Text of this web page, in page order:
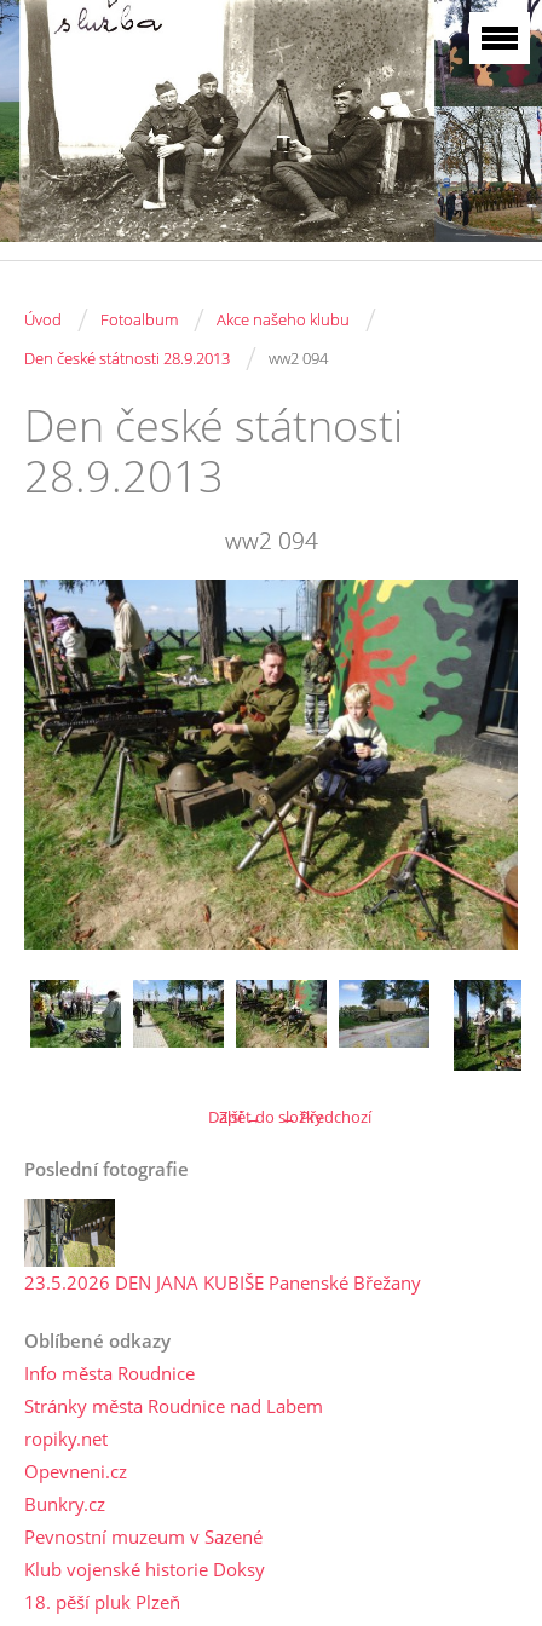
Úvod / Fotoalbum / Akce našeho klubu /
Den české státnosti 28.9.2013 / ww2 094
Den české státnosti
28.9.2013
ww2 094
← Předchozí
Další →
Zpět do složky
Poslední fotografie
23.5.2026 DEN JANA KUBIŠE Panenské Břežany
Oblíbené odkazy
Info města Roudnice
Stránky města Roudnice nad Labem
ropiky.net
Opevneni.cz
Bunkry.cz
Pevnostní muzeum v Sazené
Klub vojenské historie Doksy
18. pěší pluk Plzeň